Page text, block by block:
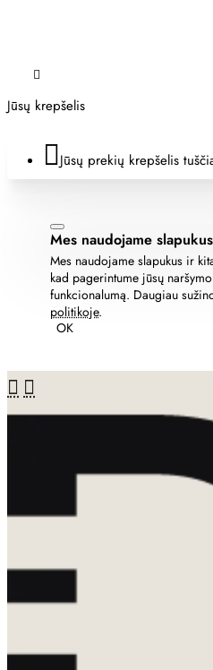
Jūsų krepšelis
Jūsų prekių krepšelis
Mes naudojame
Mes naudojame slapukus ir
kad pagerintume jūsų
funkcionalumą. Daugiau
politikoje.
OK